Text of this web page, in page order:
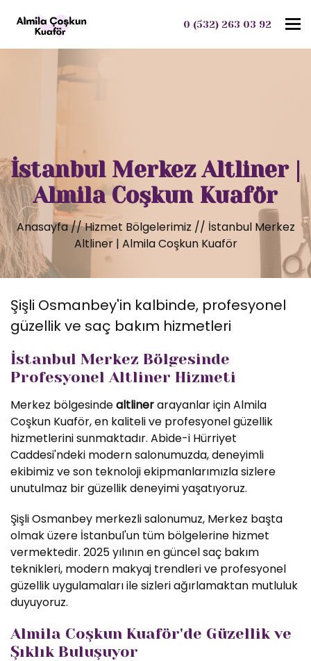
0 (532) 263 03 92
İstanbul Merkez Altliner |
Almila Coşkun Kuaför
Anasayfa//Hizmet Bölgelerimiz // İstanbul Merkez
Altliner | Almila Coşkun Kuaför
Şişli Osmanbey'in kalbinde, profesyonel
güzellik ve saç bakım hizmetleri
İstanbul Merkez Bölgesinde
Profesyonel Altliner Hizmeti
Merkez bölgesindealtlinerarayanlar için Almila
Coşkun Kuaför, en kaliteli ve profesyonel güzellik
hizmetlerini sunmaktadır. Abide-i Hürriyet
Caddesi'ndeki modern salonumuzda, deneyimli
ekibimiz ve son teknoloji ekipmanlarımızla sizlere
unutulmaz bir güzellik deneyimi yaşatıyoruz.
Şişli Osmanbey merkezli salonumuz, Merkez başta
olmak üzere İstanbul'un tüm bölgelerine hizmet
vermektedir. 2025 yılının en güncel saç bakım
teknikleri, modern makyaj trendleri ve profesyonel
güzellik uygulamaları ile sizleri ağırlamaktan mutluluk
duyuyoruz.
Almila Coşkun Kuaför'de Güzellik ve
Şıklık Buluşuyor